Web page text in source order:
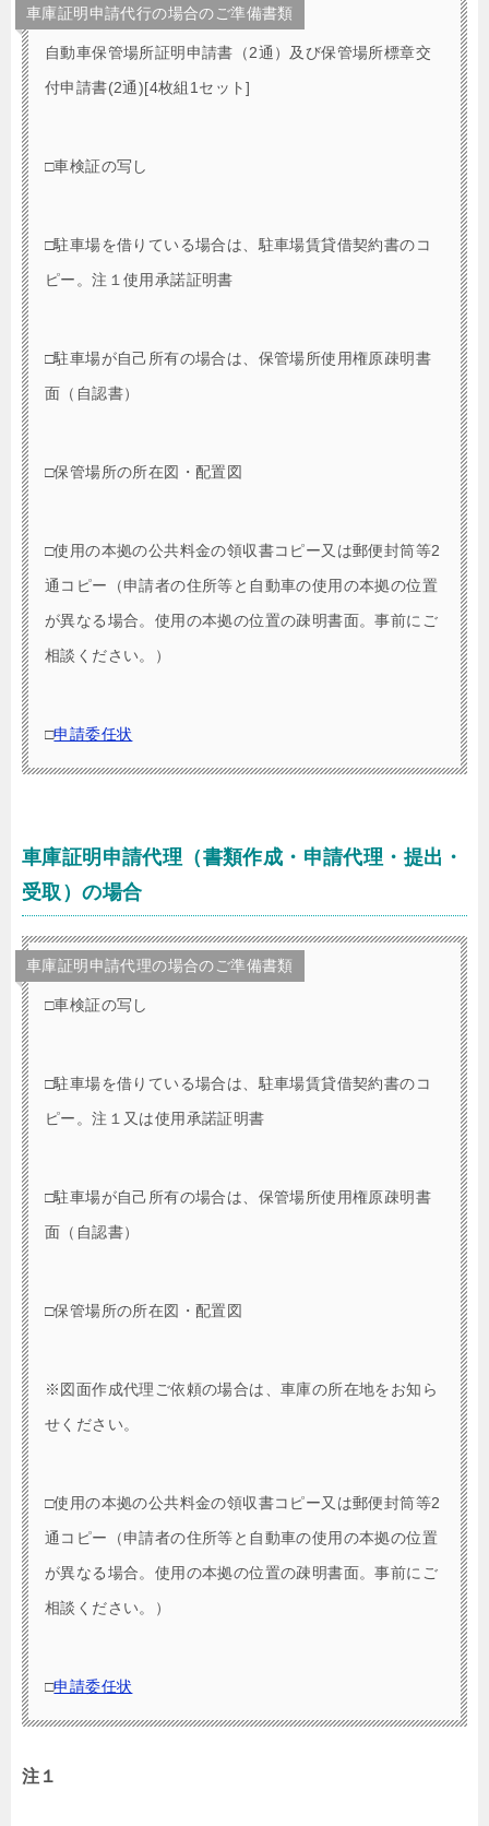
車庫証明申請代行の場合のご準備書類
自動車保管場所証明申請書（2通）及び保管場所標章交
付申請書(2通)[4枚組1セット]
□車検証の写し
□駐車場を借りている場合は、駐車場賃貸借契約書のコ
ピー。注１使用承諾証明書
□駐車場が自己所有の場合は、保管場所使用権原疎明書
面（自認書）
□保管場所の所在図・配置図
□使用の本拠の公共料金の領収書コピー又は郵便封筒等2
通コピー（申請者の住所等と自動車の使用の本拠の位置
が異なる場合。使用の本拠の位置の疎明書面。事前にご
相談ください。）
□申請委任状
車庫証明申請代理（書類作成・申請代理・提出・
受取）の場合
車庫証明申請代理の場合のご準備書類
□車検証の写し
□駐車場を借りている場合は、駐車場賃貸借契約書のコ
ピー。注１又は使用承諾証明書
□駐車場が自己所有の場合は、保管場所使用権原疎明書
面（自認書）
□保管場所の所在図・配置図
※図面作成代理ご依頼の場合は、車庫の所在地をお知ら
せください。
□使用の本拠の公共料金の領収書コピー又は郵便封筒等2
通コピー（申請者の住所等と自動車の使用の本拠の位置
が異なる場合。使用の本拠の位置の疎明書面。事前にご
相談ください。）
□申請委任状
注１